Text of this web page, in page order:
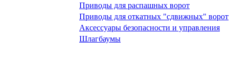
Приводы для распашных ворот
Приводы для откатных "сдвижных" ворот
Аксессуары безопасности и управления
Шлагбаумы